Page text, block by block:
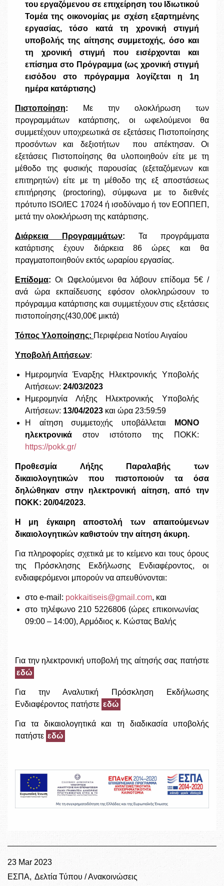
του εργαζόμενου σε επιχείρηση του Ιδιωτικού
Τομέα της οικονομίας με σχέση εξαρτημένης
εργασίας, τόσο κατά τη χρονική στιγμή
υποβολής της αίτησης συμμετοχής, όσο και
τη χρονική στιγμή που εισέρχονται και
επίσημα στο Πρόγραμμα (ως χρονική στιγμή
εισόδου στο πρόγραμμα λογίζεται η 1η
ημέρα κατάρτισης)
Πιστοποίηση:
Με την ολοκλήρωση των
προγραμμάτων κατάρτισης, οι ωφελούμενοι θα
συμμετέχουν υποχρεωτικά σε εξετάσεις Πιστοποίησης
προσόντων και δεξιοτήτων που απέκτησαν. Οι
εξετάσεις Πιστοποίησης θα υλοποιηθούν είτε με τη
μέθοδο της φυσικής παρουσίας (εξεταζόμενων και
επιτηρητών) είτε με τη μέθοδο της εξ αποστάσεως
επιτήρησης (proctoring), σύμφωνα με το διεθνές
πρότυπο ISO/IEC 17024 ή ισοδύναμο ή τον ΕΟΠΠΕΠ,
μετά την ολοκλήρωση της κατάρτισης.
Διάρκεια Προγραμμάτων: Τα προγράμματα
κατάρτισης έχουν διάρκεια 86 ώρες και θα
πραγματοποιηθούν εκτός ωραρίου εργασίας.
Επίδομα: Οι Ωφελούμενοι θα λάβουν επίδομα 5€ /
ανά ώρα εκπαίδευσης εφόσον ολοκληρώσουν το
πρόγραμμα κατάρτισης και συμμετέχουν στις εξετάσεις
πιστοποίησης(430,00€ μικτά)
Τόπος Υλοποίησης: Περιφέρεια Νοτίου Αιγαίου
Υποβολή Αιτήσεων:
Ημερομηνία Έναρξης Ηλεκτρονικής Υποβολής
Αιτήσεων:24/03/2023
Ημερομηνία Λήξης Ηλεκτρονικής Υποβολής
Αιτήσεων: 13/04/2023 και ώρα 23:59:59
Η αίτηση συμμετοχής υποβάλλεται
ΜΟΝΟ
ηλεκτρονικάστον ιστότοπο της ΠΟΚΚ:
https://pokk.gr/
Προθεσμία Λήξης Παραλαβής των
δικαιολογητικών που πιστοποιούν τα όσα
δηλώθηκαν στην ηλεκτρονική αίτηση, από την
ΠΟKK: 20/04/2023.
Η μη έγκαιρη αποστολή των απαιτούμενων
δικαιολογητικών καθιστούν την αίτηση άκυρη.
Για πληροφορίες σχετικά με το κείμενο και τους όρους
της Πρόσκλησης Εκδήλωσης Ενδιαφέροντος, οι
ενδιαφερόμενοι μπορούν να απευθύνονται:
στο e-mail: pokkaitiseis@gmail.com, και
στο τηλέφωνο 210 5226806 (ώρες επικοινωνίας
09:00 – 14:00), Αρμόδιος κ. Κώστας Βαλής
Για την ηλεκτρονική υποβολή της αίτησής σας πατήστε
εδώ
Για την Αναλυτική Πρόσκληση Εκδήλωσης
Ενδιαφέροντος πατήστε εδώ
Για τα δικαιολογητικά και τη διαδικασία υποβολής
πατήστε εδώ
23 Mar 2023
ΕΣΠΑ
Δελτία Τύπου / Ανακοινώσεις